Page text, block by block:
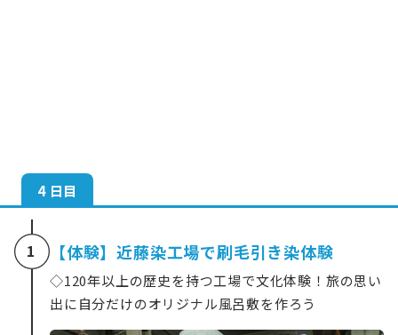
4 日目
1 【体験】近藤染工場で刷毛引き染体験
◇120年以上の歴史を持つ工場で文化体験！旅の思い
出に自分だけのオリジナル風呂敷を作ろう